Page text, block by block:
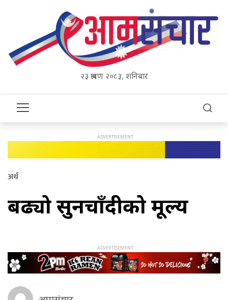
२३ श्रावण २०८३, शनिबार
अर्थ
बढ्यो सुनचाँदीको मूल्य